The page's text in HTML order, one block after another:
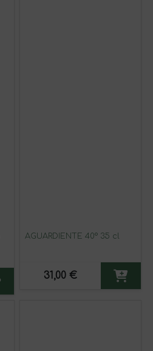
AGUARDIENTE 40° 35 cl
31,00 €